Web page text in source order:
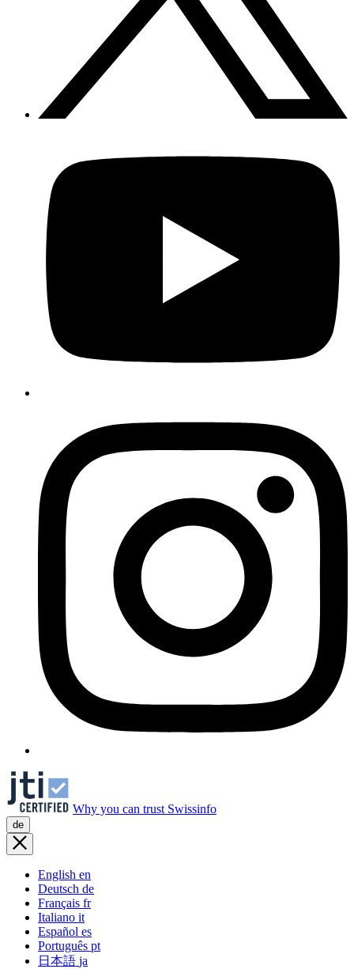
Why you can trust Swissinfo
de
English en
Deutsch de
Français fr
Italiano it
Español es
Português pt
日本語 ja